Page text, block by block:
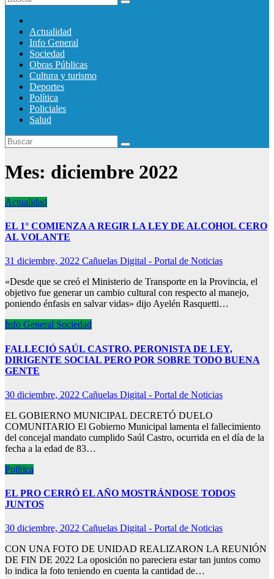
Actualidad
Info General
Sociedad
Obras Públicas
Cultura y turismo
Deportes
Política
Policiales
Salud
Mes: diciembre 2022
Actualidad
EL 1° COMIENZA A REGIR LA LEY DE ALCOHOL CERO
AL VOLANTE
31 diciembre, 2022 Cañuelas Digital - Portal de Noticias
«Desde que se creó el Ministerio de Transporte en la Provincia, el
objetivo fue generar un cambio cultural con respecto al manejo,
poniendo énfasis en salvar vidas» dijo Ayelén Rasquetti…
Info General Sociedad
FALLECIÓ SAÚL CASTRO, PERONISTA DE LEY,
DIRIGENTE SOCIAL PERO POR SOBRE TODO BUENA
GENTE
30 diciembre, 2022 Cañuelas Digital - Portal de Noticias
EL GOBIERNO MUNICIPAL DECRETÓ DUELO
COMUNITARIO El Gobierno Municipal lamenta el fallecimiento
del concejal mandato cumplido Saúl Castro, ocurrida en el día de la
fecha a la edad de 83…
Política
EL PRO CERRÓ EL AÑO MOSTRÁNDOSE TODOS
JUNTOS
30 diciembre, 2022 Cañuelas Digital - Portal de Noticias
CON UNA FOTO DE UNIDAD REALIZARON LA REUNIÓN
DE FIN DE 2022 La oposición no pareciera estar tan juntos como
lo indica la foto teniendo en cuenta la cantidad de…